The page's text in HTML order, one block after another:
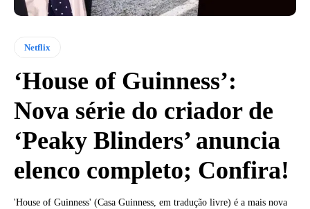
Netflix
‘House of Guinness’:
Nova série do criador de
‘Peaky Blinders’ anuncia
elenco completo; Confira!
'House of Guinness' (Casa Guinness, em tradução livre) é a mais nova